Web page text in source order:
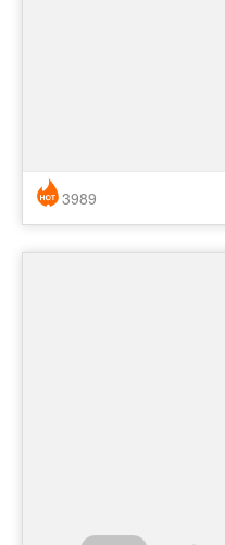
简历风格： 时尚 / 简洁 / 应届生
3989